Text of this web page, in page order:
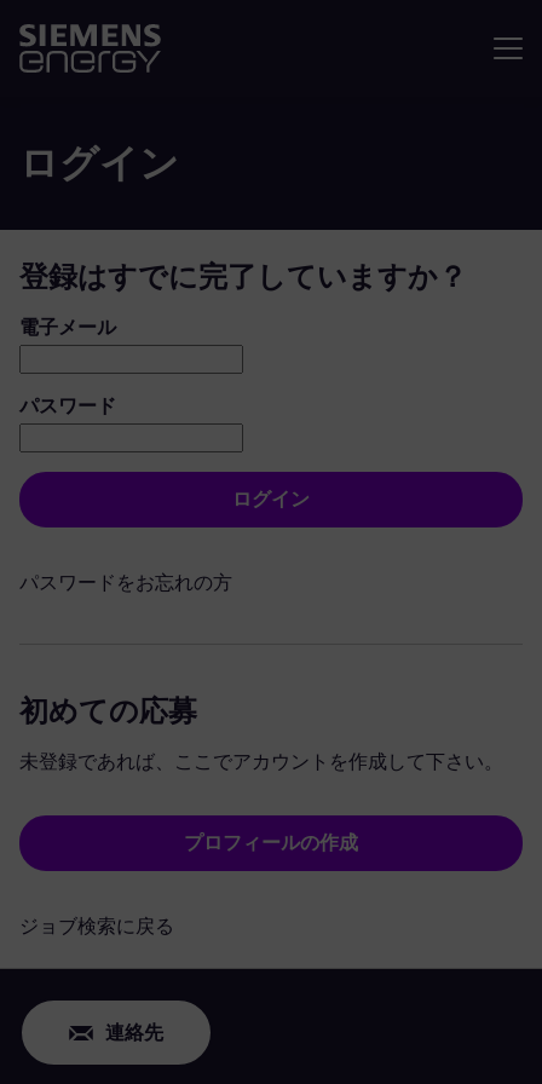
ログイン
登録はすでに完了していますか？
ログイン：ユーザーとパスワード
電子メール
パスワード
ログイン
パスワードをお忘れの方
初めての応募
未登録であれば、ここでアカウントを作成して下さい。
プロフィールの作成
ジョブ検索に戻る
連絡先